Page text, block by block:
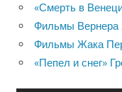
«Смерть в
Фильмы Вернера
Фильмы Жака
«Пепел и снег»